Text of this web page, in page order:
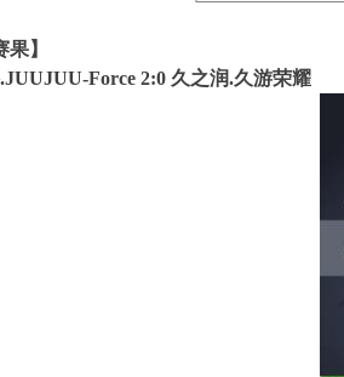
果】
Force 2:0 久之润.久游荣耀